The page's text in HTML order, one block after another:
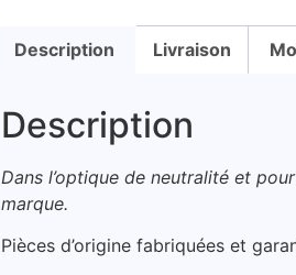
Description Livraison
Description
Dans l’optique de neutralité et
marque.
Pièces d’origine fabriquées et